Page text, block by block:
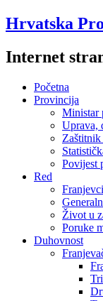
Hrvatska
Internet
Početna
Provincija
Ministar
Uprava,
Povijest
Red
Život u
Poruke
Duhovnost